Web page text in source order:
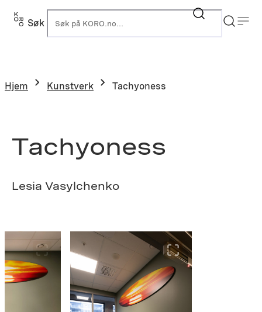
Hopp
Søk
Hjem Kunstverk Tachyoness
Tachyoness
Lesia Vasylchenko